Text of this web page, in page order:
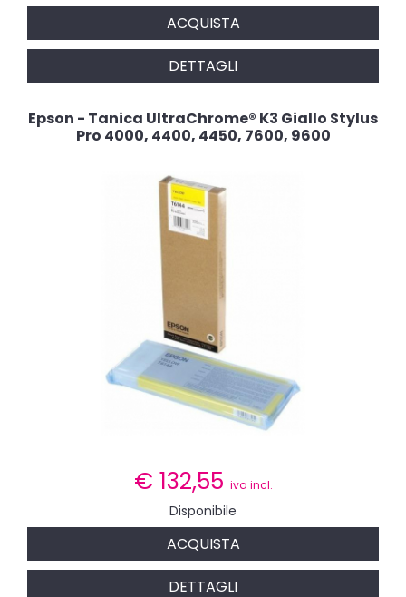
ACQUISTA
DETTAGLI
Epson - Tanica UltraChrome® K3 Giallo Stylus
Pro 4000, 4400, 4450, 7600, 9600
€ 132,55 iva incl.
Disponibile
ACQUISTA
DETTAGLI